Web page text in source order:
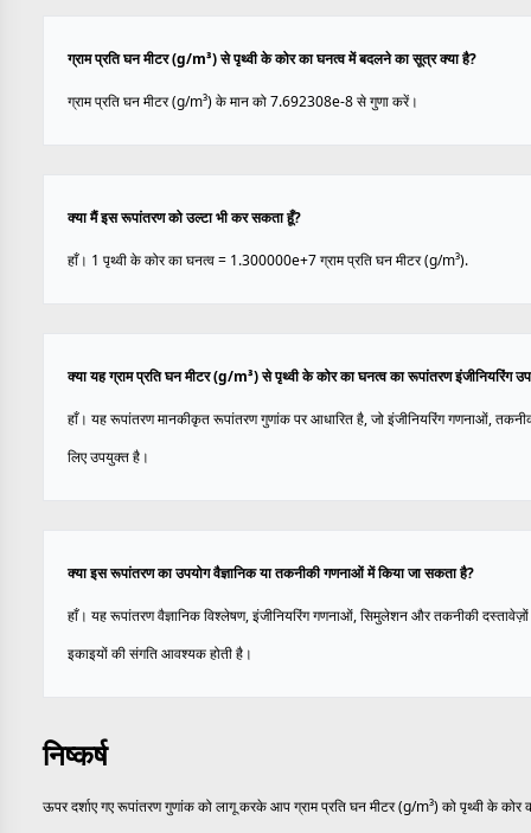
ग्राम प्रति घन मीटर (g/m³) से पृथ्वी के कोर का घनत्व में बदलने का सूत्र क्या है?
ग्राम प्रति घन मीटर (g/m³) के मान को 7.692308e-8 से गुणा करें।
क्या मैं इस रूपांतरण को उल्टा भी कर सकता हूँ?
हाँ। 1 पृथ्वी के कोर का घनत्व = 1.300000e+7 ग्राम प्रति घन मीटर (g/m³).
क्या यह ग्राम प्रति घन मीटर (g/m³) से पृथ्वी के कोर का घनत्व का रूपांतरण इंजीनियरिंग
हाँ। यह रूपांतरण मानकीकृत रूपांतरण गुणांक पर आधारित है, जो इंजीनियरिंग गणनाओं,
लिए उपयुक्त है।
क्या इस रूपांतरण का उपयोग वैज्ञानिक या तकनीकी गणनाओं में किया जा सकता है?
हाँ। यह रूपांतरण वैज्ञानिक विश्लेषण, इंजीनियरिंग गणनाओं, सिमुलेशन और तकनीकी
इकाइयों की संगति आवश्यक होती है।
निष्कर्ष
ऊपर दर्शाए गए रूपांतरण गुणांक को लागू करके आप ग्राम प्रति घन मीटर (g/m³) को पृथ्वी के कोर